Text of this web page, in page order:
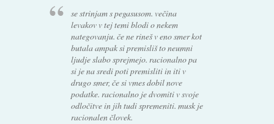
se strinjam s pegasusom. večina
levakov v tej temi blodi o nekem
nategovanju. če ne rineš v eno smer kot
butala ampak si premisliš to neumni
ljudje slabo sprejmejo. racionalno pa
si je na sredi poti premisliti in iti v
drugo smer, če si vmes dobil nove
podatke. racionalno je dvomiti v svoje
odločitve in jih tudi spremeniti. musk je
racionalen človek.